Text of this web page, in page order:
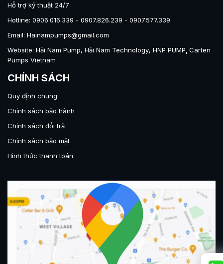
Hỗ trợ kỹ thuật 24/7
Hotline: 0906.016.339 - 0907.826.239 - 0907.577.339
Email: Hainampumps@gmail.com
Website: Hải Nam Pump, Hải Nam Technology, HNP PUMP Carten
Pumps Vietnam
CHÍNH SÁCH
Quy định chung
Chính sách bảo hành
Chính sách đổi trả
Chính sách bảo mật
Hình thức thanh toán